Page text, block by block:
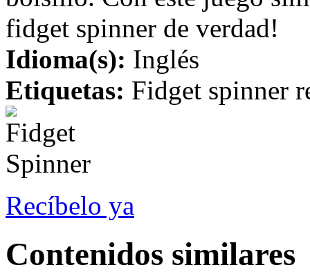
fidget spinner de verdad!
Idioma(s): Inglés
Etiquetas: Fidget spinner
Recíbelo ya
Contenidos similares